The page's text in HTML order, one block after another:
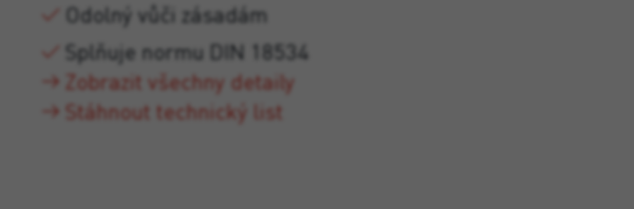
Odolný vůči zásadám
Splňuje normu DIN 18534
Zobrazit všechny detaily
Stáhnout technický list